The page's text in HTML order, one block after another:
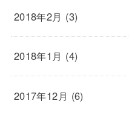
2018年2月 (3)
2018年1月 (4)
2017年12月 (6)